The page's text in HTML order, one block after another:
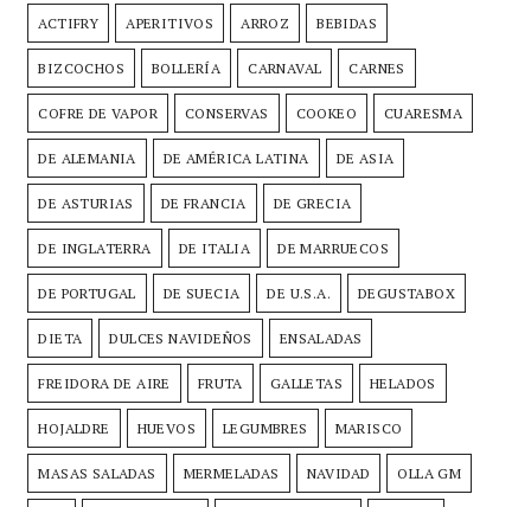
ACTIFRY APERITIVOS ARROZ BEBIDAS
BIZCOCHOS BOLLERÍA CARNAVAL CARNES
COFRE DE VAPOR CONSERVAS COOKEO CUARESMA
DE ALEMANIA DE AMÉRICA LATINA DE ASIA
DE ASTURIAS DE FRANCIA DE GRECIA
DE INGLATERRA DE ITALIA DE MARRUECOS
DE PORTUGAL DE SUECIA DE U.S.A. DEGUSTABOX
DIETA DULCES NAVIDEÑOS ENSALADAS
FREIDORA DE AIRE FRUTA GALLETAS HELADOS
HOJALDRE HUEVOS LEGUMBRES MARISCO
MASAS SALADAS MERMELADAS NAVIDAD OLLA GM